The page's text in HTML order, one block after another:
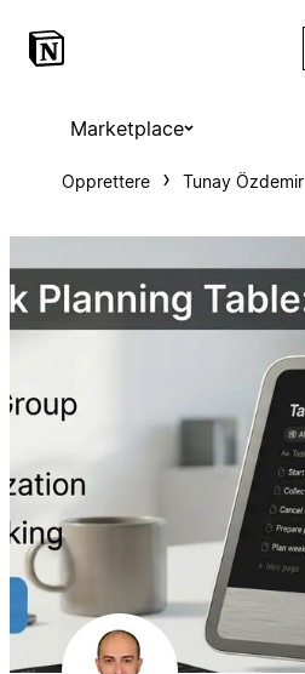
Marketplace
Opprettere Tunay Özdemir